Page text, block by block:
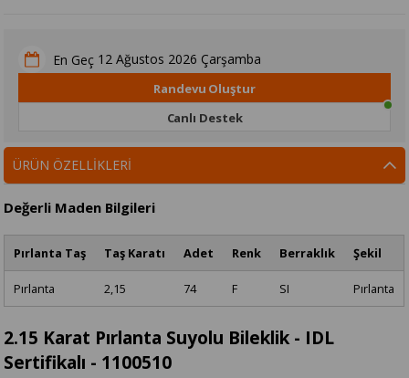
En Geç 12 Ağustos 2026 Çarşamba
Randevu Oluştur
Canlı Destek
ÜRÜN ÖZELLIKLERI
Değerli Maden Bilgileri
Pırlanta Taş Taş Karatı Adet Renk Berraklık Şekil
Pırlanta 2,15 74 F SI Pırlanta
2.15 Karat Pırlanta Suyolu Bileklik - IDL
Sertifikalı - 1100510